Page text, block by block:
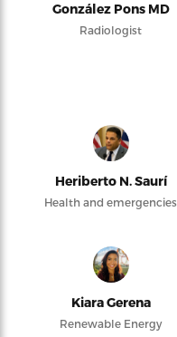
González Pons MD
Radiologist
Heriberto N. Saurí
Health and emergencies
Kiara Gerena
Renewable Energy